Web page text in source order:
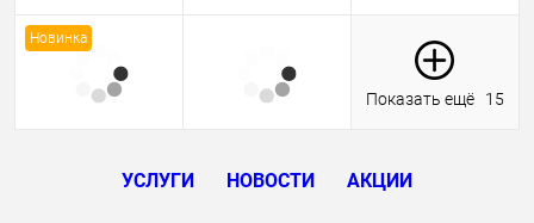
Новинка
Показать ещё 15
УСЛУГИ НОВОСТИ АКЦИИ